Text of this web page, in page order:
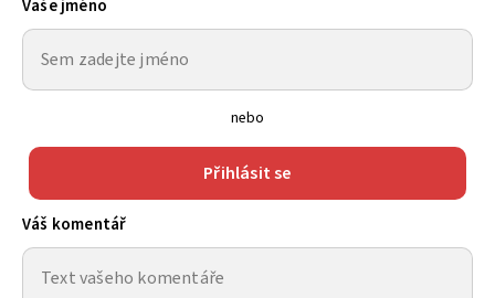
Vaše jméno
nebo
Přihlásit se
Váš komentář